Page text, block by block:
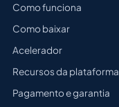
Como funciona
Como baixar
Acelerador
Recursos da plataforma
Pagamento e garantia